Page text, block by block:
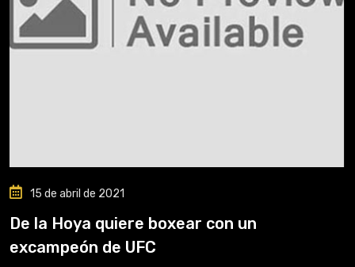
15 de abril de 2021
De la Hoya quiere boxear con un
excampeón de UFC